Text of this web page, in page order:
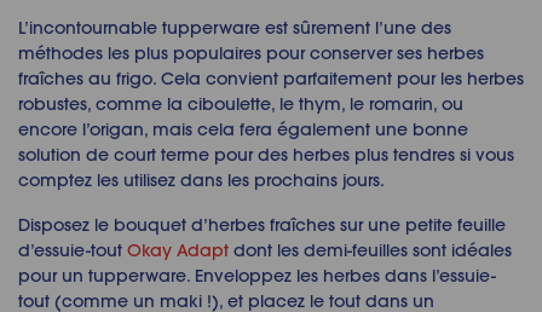
L’incontournable tupperware est sûrement l’une des
méthodes les plus populaires pourconserver ses herbes
fraîches au frigo. Cela convient parfaitement pour les herbes
robustes, comme la ciboulette, le thym, le romarin, ou
encore l’origan, mais cela fera également une bonne
solution de court terme pour des herbes plus tendres si vous
comptez les utilisez dans les prochains jours.
Disposez le bouquet d’herbes fraîches sur une petite feuille
d’essuie-tout Okay Adapt dont les demi-feuilles sont idéales
pour un tupperware. Enveloppez les herbes dans l’essuie-
tout (comme un maki !), et placez le tout dans un